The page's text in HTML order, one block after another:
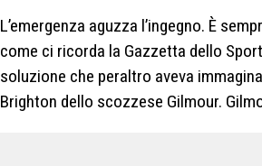
L’emergenza aguzza l’ingegno. È
come ci ricorda la Gazzetta dello
soluzione che peraltro aveva
Brighton dello scozzese Gilmour.